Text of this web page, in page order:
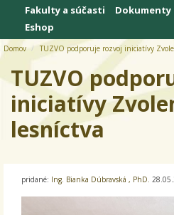
Fakulty a súčasti
Dokumenty
Eshop
Domov TUZVO podporuje rozvoj iniciatívy
TUZVO
iniciatívy
lesníctva
pridané: Ing. Bianka Dúbravská , PhD.